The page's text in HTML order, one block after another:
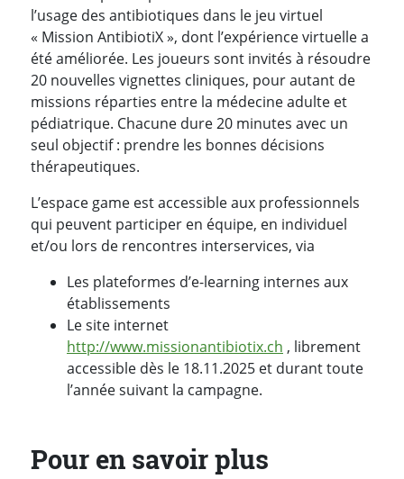
l’usage des antibiotiques dans le jeu virtuel
« Mission AntibiotiX », dont l’expérience virtuelle a
été améliorée. Les joueurs sont invités à résoudre
20 nouvelles vignettes cliniques, pour autant de
missions réparties entre la médecine adulte et
pédiatrique. Chacune dure 20 minutes avec un
seul objectif : prendre les bonnes décisions
thérapeutiques.
L’espace game est accessible aux professionnels
qui peuvent participer en équipe, en individuel
et/ou lors de rencontres interservices, via
Les plateformes d’e-learning internes aux
établissements
Le site internet
http://www.missionantibiotix.ch , librement
accessible dès le 18.11.2025 et durant toute
l’année suivant la campagne.
Pour en savoir plus